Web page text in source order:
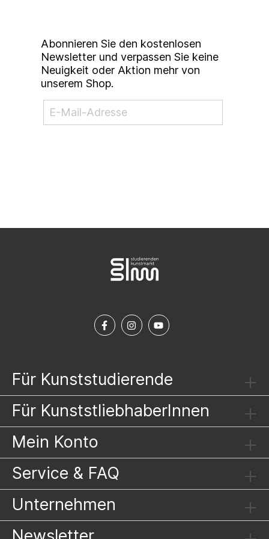
Abonnieren Sie den kostenlosen
Newsletter und verpassen Sie keine
Neuigkeit oder Aktion mehr von
unserem Shop.
Für Kunststudierende
Für KunststliebhaberInnen
Mein Konto
Service & FAQ
Unternehmen